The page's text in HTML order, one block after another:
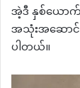
အဲ့ဒီ နှစ်ယောက်
အသုံးအဆော
ပါတယ်။